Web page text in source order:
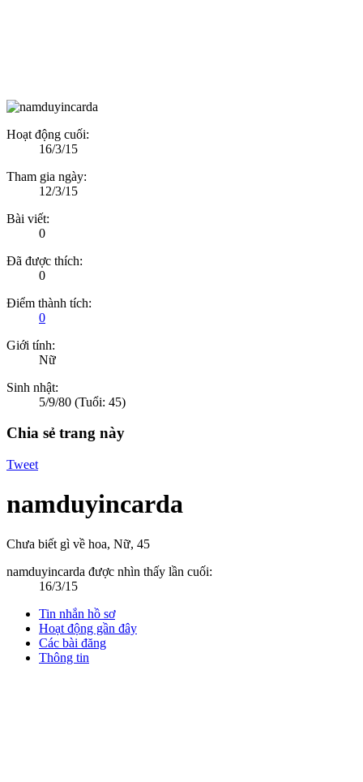
Hoạt động cuối:
16/3/15
Tham gia ngày:
12/3/15
Bài viết:
0
Đã được thích:
0
Điểm thành tích:
0
Giới tính:
Nữ
Sinh nhật:
5/9/80 (Tuổi: 45)
Chia sẻ trang này
Tweet
namduyincarda
Chưa biết gì về hoa, Nữ, 45
namduyincarda được nhìn thấy lần cuối:
16/3/15
Tin nhắn hồ sơ
Hoạt động gần đây
Các bài đăng
Thông tin